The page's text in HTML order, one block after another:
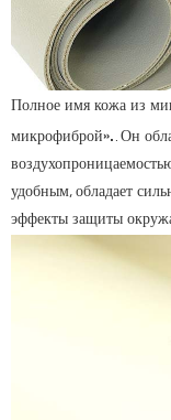
Полное имя кожа из
микрофиброй». . Он
удобным, обладает
эффекты защиты